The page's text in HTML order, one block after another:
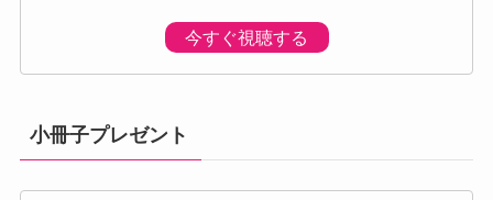
今すぐ視聴する
小冊子プレゼント